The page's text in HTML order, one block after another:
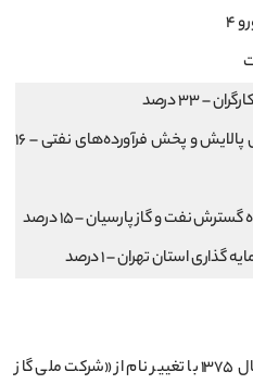
4
– 33 درصد
شرکت ملی پالایش و پخش فرآورده‌های نفتی – 16
نفت و گاز پارسیان – 15 درصد
گذاری استان تهران – 1 درصد
شرکت پالایش نفت بندرعباس در سال ۱۳۷۵ با تغییر نام از «شرکت ملی گاز